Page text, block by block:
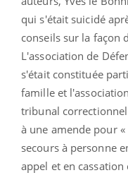
qui s'était suicidé
conseils sur la façon
L'association de
s'était constituée
famille et
tribunal
à une amende pour
secours à personne
appel et en